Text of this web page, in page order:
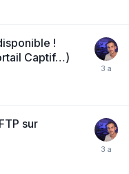
!
Captif…)
sur